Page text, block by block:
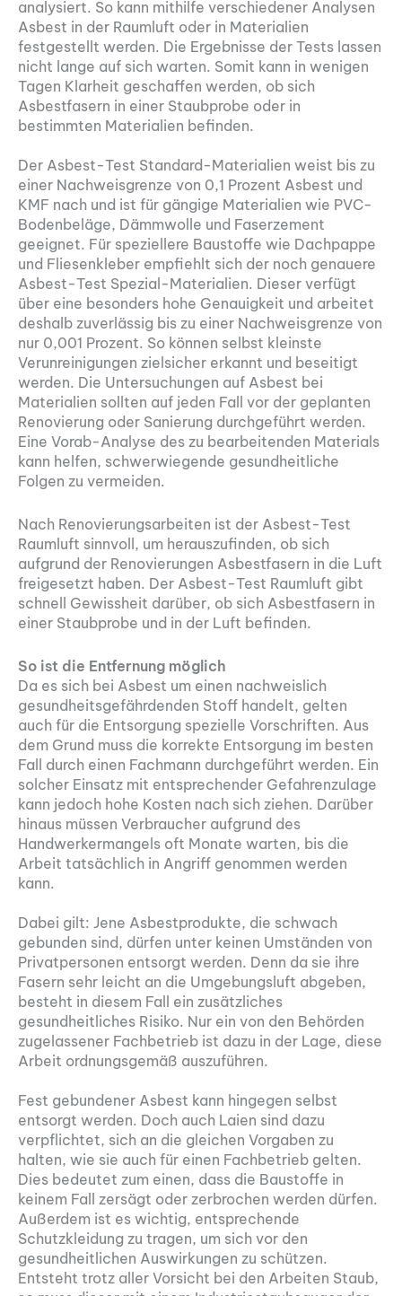
analysiert. So kann mithilfe verschiedener Analysen
Asbest in der Raumluft oder in Materialien
festgestellt werden. Die Ergebnisse der Tests lassen
nicht lange auf sich warten. Somit kann in wenigen
Tagen Klarheit geschaffen werden, ob sich
Asbestfasern in einer Staubprobe oder in
bestimmten Materialien befinden.
Der Asbest-Test Standard-Materialien weist bis zu
einer Nachweisgrenze von 0,1 Prozent Asbest und
KMF nach und ist für gängige Materialien wie PVC-
Bodenbeläge, Dämmwolle und Faserzement
geeignet. Für speziellere Baustoffe wie Dachpappe
und Fliesenkleber empfiehlt sich der noch genauere
Asbest-Test Spezial-Materialien. Dieser verfügt
über eine besonders hohe Genauigkeit und arbeitet
deshalb zuverlässig bis zu einer Nachweisgrenze von
nur 0,001 Prozent. So können selbst kleinste
Verunreinigungen zielsicher erkannt und beseitigt
werden. Die Untersuchungen auf Asbest bei
Materialien sollten auf jeden Fall vor der geplanten
Renovierung oder Sanierung durchgeführt werden.
Eine Vorab-Analyse des zu bearbeitenden Materials
kann helfen, schwerwiegende gesundheitliche
Folgen zu vermeiden.
Nach Renovierungsarbeiten ist der Asbest-Test
Raumluft sinnvoll, um herauszufinden, ob sich
aufgrund der Renovierungen Asbestfasern in die Luft
freigesetzt haben. Der Asbest-Test Raumluft gibt
schnell Gewissheit darüber, ob sich Asbestfasern in
einer Staubprobe und in der Luft befinden.
So ist die Entfernung möglich
Da es sich bei Asbest um einen nachweislich
gesundheitsgefährdenden Stoff handelt, gelten
auch für die Entsorgung spezielle Vorschriften. Aus
dem Grund muss die korrekte Entsorgung im besten
Fall durch einen Fachmann durchgeführt werden. Ein
solcher Einsatz mit entsprechender Gefahrenzulage
kann jedoch hohe Kosten nach sich ziehen. Darüber
hinaus müssen Verbraucher aufgrund des
Handwerkermangels oft Monate warten, bis die
Arbeit tatsächlich in Angriff genommen werden
kann.
Dabei gilt: Jene Asbestprodukte, die schwach
gebunden sind, dürfen unter keinen Umständen von
Privatpersonen entsorgt werden. Denn da sie ihre
Fasern sehr leicht an die Umgebungsluft abgeben,
besteht in diesem Fall ein zusätzliches
gesundheitliches Risiko. Nur ein von den Behörden
zugelassener Fachbetrieb ist dazu in der Lage, diese
Arbeit ordnungsgemäß auszuführen.
Fest gebundener Asbest kann hingegen selbst
entsorgt werden. Doch auch Laien sind dazu
verpflichtet, sich an die gleichen Vorgaben zu
halten, wie sie auch für einen Fachbetrieb gelten.
Dies bedeutet zum einen, dass die Baustoffe in
keinem Fall zersägt oder zerbrochen werden dürfen.
Außerdem ist es wichtig, entsprechende
Schutzkleidung zu tragen, um sich vor den
gesundheitlichen Auswirkungen zu schützen.
Entsteht trotz aller Vorsicht bei den Arbeiten Staub,